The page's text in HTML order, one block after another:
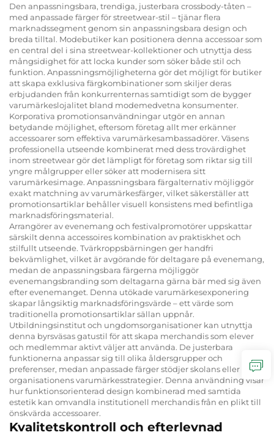
Den anpassningsbara, trendiga, justerbara crossbody-tåten –
med anpassade färger för streetwear-stil – tjänar flera
marknadssegment genom sin anpassningsbara design och
breda tilltal. Modebutiker kan positionera denna accessoar som
en central del i sina streetwear-kollektioner och utnyttja dess
mångsidighet för att locka kunder som söker både stil och
funktion. Anpassningsmöjligheterna gör det möjligt för butiker
att skapa exklusiva färgkombinationer som skiljer deras
erbjudanden från konkurrenternas samtidigt som de bygger
varumärkeslojalitet bland modemedvetna konsumenter.
Korporativa promotionsanvändningar utgör en annan
betydande möjlighet, eftersom företag allt mer erkänner
accessoarer som effektiva varumärkesambassadörer. Väsens
professionella utseende kombinerat med dess trovärdighet
inom streetwear gör det lämpligt för företag som riktar sig till
yngre målgrupper eller söker att modernisera sitt
varumärkesimage. Anpassningsbara färgalternativ möjliggör
exakt matchning av varumärkesfärger, vilket säkerställer att
promotionsartiklar behåller visuell konsistens med befintliga
marknadsföringsmaterial.
Arrangörer av evenemang och festivalpromotörer uppskattar
särskilt denna accessoires kombination av praktiskhet och
stilfullt utseende. Tvärkroppsbärningen ger handfri
bekvämlighet, vilket är avgörande för deltagare på evenemang,
medan de anpassningsbara färgerna möjliggör
evenemangsbranding som deltagarna gärna bär med sig även
efter evenemanget. Denna utökade varumärkesexponering
skapar långsiktig marknadsföringsvärde – ett värde som
traditionella promotionsartiklar sällan uppnår.
Utbildningsinstitut och ungdomsorganisationer kan utnyttja
denna byrsväsas gatustil för att skapa merchandis som elever
och medlemmar aktivt väljer att använda. De justerbara
funktionerna anpassar sig till olika åldersgrupper och
preferenser, medan anpassade färger stödjer skolans eller
organisationens varumärkesstrategier. Denna användning visar
hur funktionsorienterad design kombinerad med samtida
estetik kan omvandla institutionell merchandis från en plikt till
önskvärda accessoarer.
Kvalitetskontroll och efterlevnad